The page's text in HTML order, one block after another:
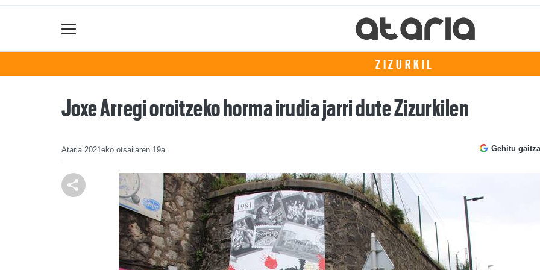
ZIZURKIL
Joxe Arregi oroitzeko horma irudia jarri dute Zizurkilen
Ataria 2021eko otsailaren 19a Gehitu